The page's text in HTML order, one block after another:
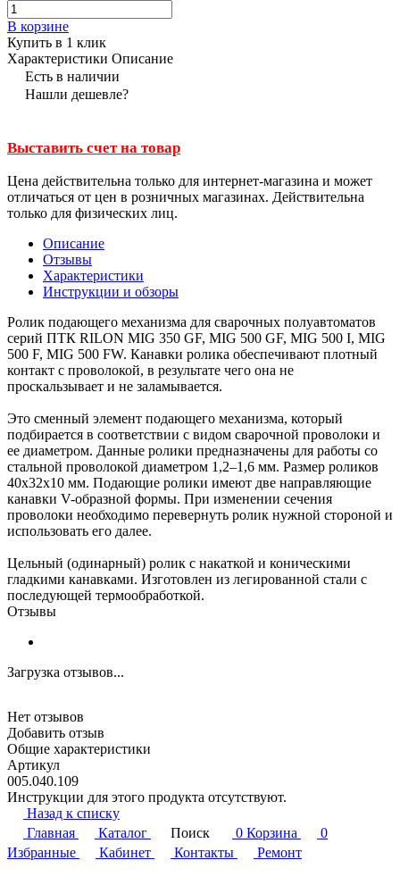
В корзине
Купить в 1 клик
Характеристики Описание
Есть в наличии
Нашли дешевле?
Выставить счет на товар
Цена действительна только для интернет-магазина и может
отличаться от цен в розничных магазинах. Действительна
только для физических лиц.
Описание
Отзывы
Характеристики
Инструкции и обзоры
Ролик подающего механизма для сварочных полуавтоматов
серий ПТК RILON MIG 350 GF, MIG 500 GF, MIG 500 I, MIG
500 F, MIG 500 FW. Канавки ролика обеспечивают плотный
контакт с проволокой, в результате чего она не
проскальзывает и не заламывается.
Это сменный элемент подающего механизма, который
подбирается в соответствии с видом сварочной проволоки и
ее диаметром. Данные ролики предназначены для работы со
стальной проволокой диаметром 1,2–1,6 мм. Размер роликов
40х32х10 мм. Подающие ролики имеют две направляющие
канавки V-образной формы. При изменении сечения
проволоки необходимо перевернуть ролик нужной стороной и
использовать его далее.
Цельный (одинарный) ролик с накаткой и коническими
гладкими канавками. Изготовлен из легированной стали с
последующей термообработкой.
Отзывы
Загрузка отзывов...
Нет отзывов
Добавить отзыв
Общие характеристики
Артикул
005.040.109
Инструкции для этого продукта отсутствуют.
Назад к списку
Главная
Каталог Поиск 0 Корзина
0
Избранные
Кабинет Контакты Ремонт